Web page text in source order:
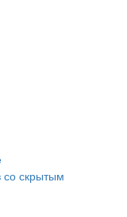
со скрытым